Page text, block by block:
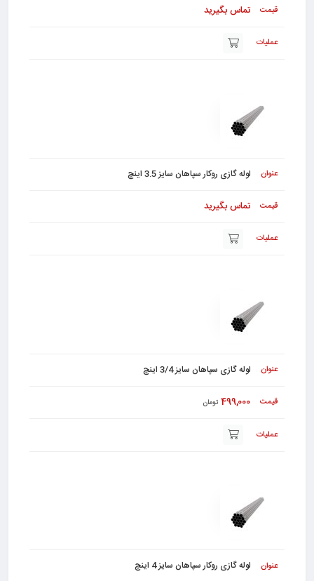
تماس بگیرید
لوله گازی روکار سپاهان سایز 3.5 اینچ
تماس بگیرید
لوله گازی سپاهان سایز 3/4 اینچ
499,000 تومان
لوله گازی روکار سپاهان سایز 4 اینچ